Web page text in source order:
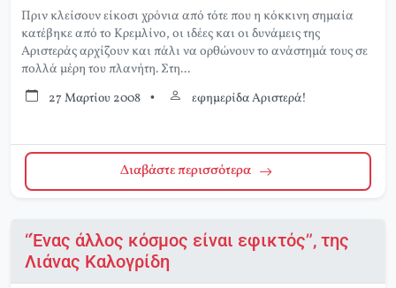
Πριν κλείσουν είκοσι χρόνια από τότε που η κόκκινη σημαία
κατέβηκε από το Κρεμλίνο, οι ιδέες και οι δυνάμεις της
Αριστεράς αρχίζουν και πάλι να ορθώνουν το ανάστημά τους σε
πολλά μέρη του πλανήτη. Στη...
27 Μαρτίου 2008 • εφημερίδα Αριστερά!
Διαβάστε περισσότερα
“Ένας άλλος κόσμος είναι εφικτός”, της
Λιάνας Καλογρίδη